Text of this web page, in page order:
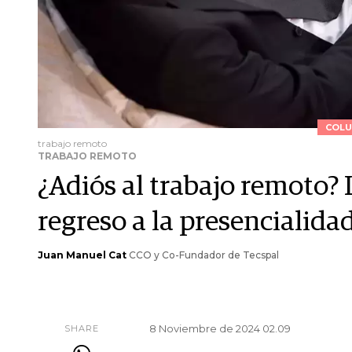
trabajo remoto
TRABAJO REMOTO
¿Adiós al trabajo remoto?
regreso a la
Juan Manuel Cat CCO y Co-Fundador de Tecspal
SHARE 8 Noviembre de 2024 02.09